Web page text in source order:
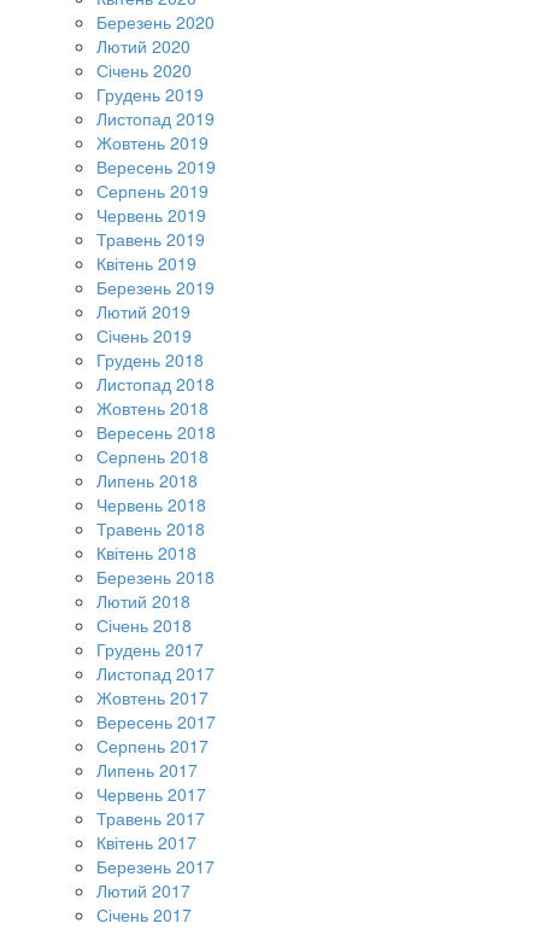
Березень 2020
Лютий 2020
Січень 2020
Грудень 2019
Листопад 2019
Жовтень 2019
Вересень 2019
Серпень 2019
Червень 2019
Травень 2019
Квітень 2019
Березень 2019
Лютий 2019
Січень 2019
Грудень 2018
Листопад 2018
Жовтень 2018
Вересень 2018
Серпень 2018
Липень 2018
Червень 2018
Травень 2018
Квітень 2018
Березень 2018
Лютий 2018
Січень 2018
Грудень 2017
Листопад 2017
Жовтень 2017
Вересень 2017
Серпень 2017
Липень 2017
Червень 2017
Травень 2017
Квітень 2017
Березень 2017
Лютий 2017
Січень 2017